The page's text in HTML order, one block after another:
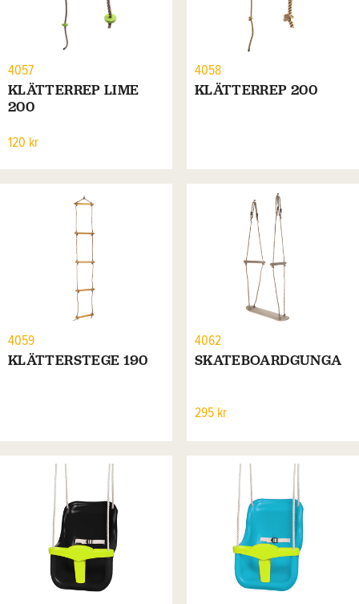
4057
KLÄTTERREP LIME
200
120 kr
4058
KLÄTTERREP 200
4059
KLÄTTERSTEGE 190
4062
SKATEBOARDGUNGA
295 kr